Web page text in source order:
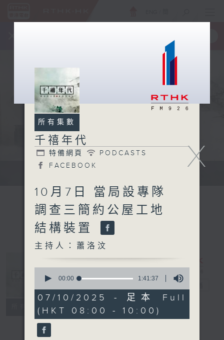
所有集數
千禧年代
FACEBOOK
X
所有集數
千禧年代
特備網頁
PODCASTS
FACEBOOK
10月7日 當局設專隊
調查三簡約公屋工地
結構裝置
主持人：蕭洛汶
seconds
1
hour,
41
minutes,
37
seconds
00:00 1:41:37
07/10/2025 - 足本 Full
(HKT 08:00 - 10:00)